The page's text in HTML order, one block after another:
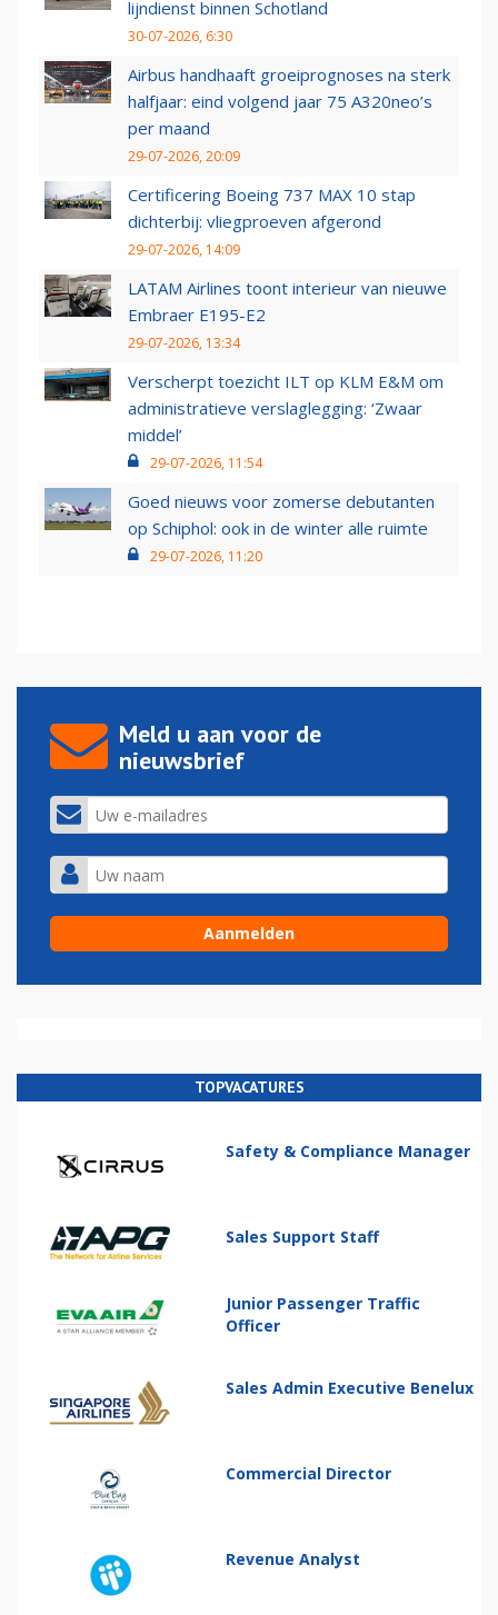
lijndienst binnen Schotland
30-07-2026, 6:30
Airbus handhaaft groeiprognoses na sterk
halfjaar: eind volgend jaar 75 A320neo’s
per maand
29-07-2026, 20:09
Certificering Boeing 737 MAX 10 stap
dichterbij: vliegproeven afgerond
29-07-2026, 14:09
LATAM Airlines toont interieur van nieuwe
Embraer E195-E2
29-07-2026, 13:34
Verscherpt toezicht ILT op KLM E&M om
administratieve verslaglegging: ‘Zwaar
middel’
29-07-2026, 11:54
Goed nieuws voor zomerse debutanten
op Schiphol: ook in de winter alle ruimte
29-07-2026, 11:20
Meld u aan voor de
nieuwsbrief
TOPVACATURES
Safety & Compliance Manager
Sales Support Staff
Junior Passenger Traffic
Officer
Sales Admin Executive Benelux
Commercial Director
Revenue Analyst